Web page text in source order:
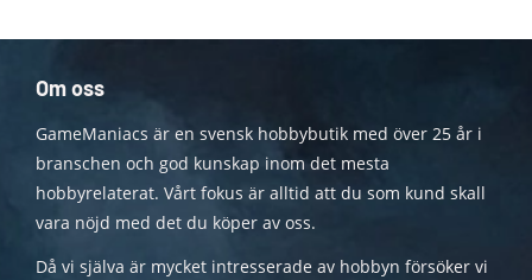
Om oss
GameManiacs är en svensk hobbybutik med över 25 år i
branschen och god kunskap inom det mesta
hobbyrelaterat. Vårt fokus är alltid att du som kund skall
vara nöjd med det du köper av oss.
Då vi själva är mycket intresserade av hobbyn försöker vi